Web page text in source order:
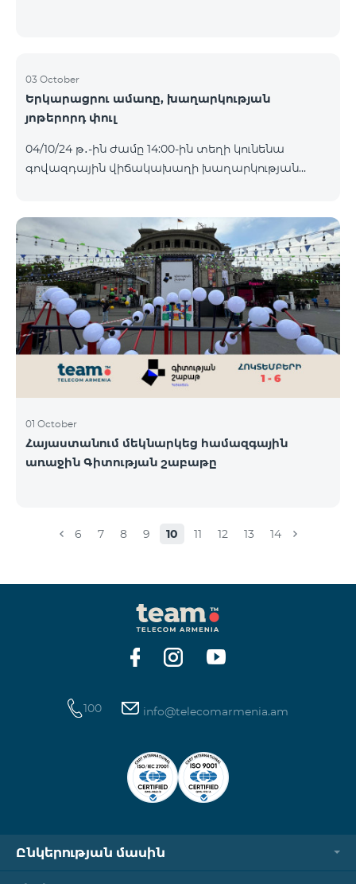
03 October
Երկարացրու ամառը, խաղարկության
յոթերորդ փուլ
04/10/24 թ․-ին ժամը 14:00-ին տեղի կունենա
գովազդային վիճակախաղի խաղարկության
պրոմոյի շրջանակներում տրամադրվող SIM
քարտի` TeamTok կանխավճարային
սակագնային փաթեթի հեռախոսահամարով։
Հաղթող հեռախոսահամարներն ընտրվելու են
պատահական թվերի գեներատորի միջոցով։
Հետևեք մեզ Team-ի Facebook-յան և YouTube-յան
ալիքների պաշտոնական էջերում: Մանրամասն
պայմաններ՝
https://www.telecomarmenia.am/hy/B2S?s
01 October
Հայաստանում մեկնարկեց համազգային
առաջին Գիտության շաբաթը
6 7 8 9 10 11 12 13 14
100 info@telecomarmenia.am
Ընկերության մասին